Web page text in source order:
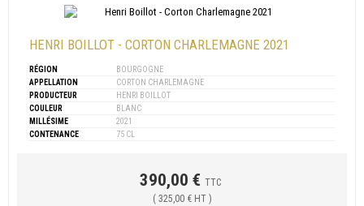
HENRI BOILLOT - CORTON CHARLEMAGNE 2021
RÉGION
BOURGOGNE
APPELLATION
CORTON CHARLEMAGNE
PRODUCTEUR
HENRI BOILLOT
COULEUR
BLANC
MILLÉSIME
2021
CONTENANCE
75 CL
390,00 € TTC
( 325,00 € HT )